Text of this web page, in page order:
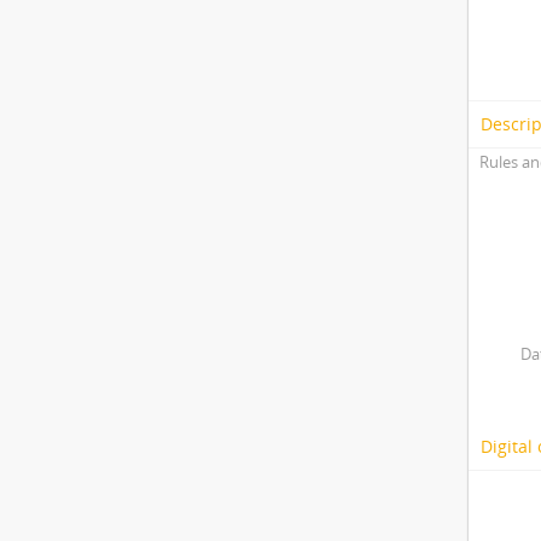
Rules
Digital